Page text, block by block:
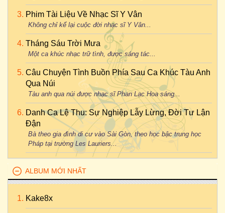
Phim Tài Liệu Về Nhạc Sĩ Y Vân
Không chỉ kể lại cuộc đời nhạc sĩ Y Vân...
Tháng Sáu Trời Mưa
Một ca khúc nhạc trữ tình, được sáng tác...
Câu Chuyện Tình Buồn Phía Sau Ca Khúc Tàu Anh
Qua Núi
Tàu anh qua núi được nhạc sĩ Phan Lạc Hoa sáng...
Danh Ca Lệ Thu: Sự Nghiệp Lẫy Lừng, Đời Tư Lận
Đận
Bà theo gia đình di cư vào Sài Gòn, theo học bậc trung học
Pháp tại trường Les Lauriers...
ALBUM MỚI NHẤT
Kake8x